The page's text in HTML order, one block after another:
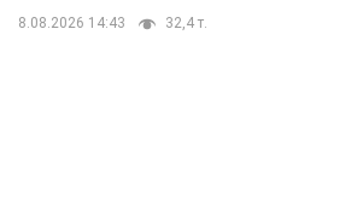
8.08.2026 14:43 32,4 т.